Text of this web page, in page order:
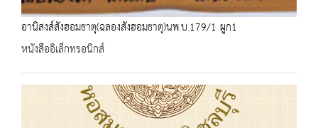
อานิสงส์สังฮอมธาตุ(ฉลองสังฮอมธาตุ)นพ.บ.179/1 ผูก1
หนังสืออิเล็กทรอนิกส์